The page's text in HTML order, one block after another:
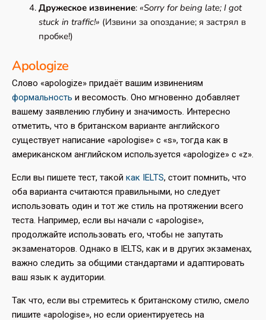
Дружеское извинение: «Sorry for being late; I got
stuck in traffic!» (Извини за опоздание; я застрял в
пробке!)
Apologize
Слово «apologize» придаёт вашим извинениям
формальность и весомость. Оно мгновенно добавляет
вашему заявлению глубину и значимость. Интересно
отметить, что в британском варианте английского
существует написание «apologise» с «s», тогда как в
американском английском используется «apologize» с «z».
Если вы пишете тест, такой как IELTS, стоит помнить, что
оба варианта считаются правильными, но следует
использовать один и тот же стиль на протяжении всего
теста. Например, если вы начали с «apologise»,
продолжайте использовать его, чтобы не запутать
экзаменаторов. Однако в IELTS, как и в других экзаменах,
важно следить за общими стандартами и адаптировать
ваш язык к аудитории.
Так что, если вы стремитесь к британскому стилю, смело
пишите «apologise», но если ориентируетесь на